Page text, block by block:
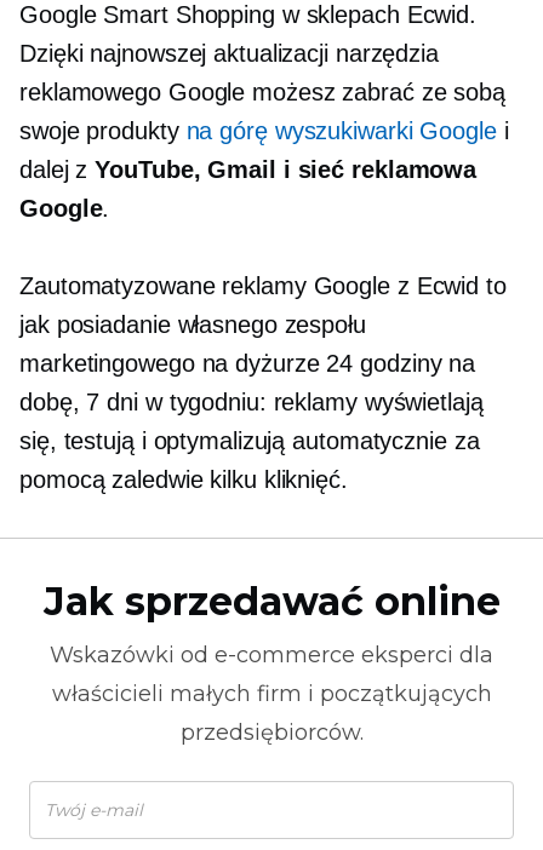
Google Smart Shopping w sklepach Ecwid.
Dzięki najnowszej aktualizacji narzędzia
reklamowego Google możesz zabrać ze sobą
swoje produkty na górę wyszukiwarki Googlei
dalej zYouTube, Gmail i sieć reklamowa
Google.
Zautomatyzowane reklamy Google z Ecwid to
jak posiadanie własnego zespołu
marketingowego na dyżurze24 godziny na
dobę, 7 dni w tygodniu: reklamy wyświetlają
się, testują i optymalizują automatycznie za
pomocą zaledwie kilku kliknięć.
Jak sprzedawać online
Wskazówki od e-commerce eksperci dla
właścicieli małych firm i początkujących
przedsiębiorców.